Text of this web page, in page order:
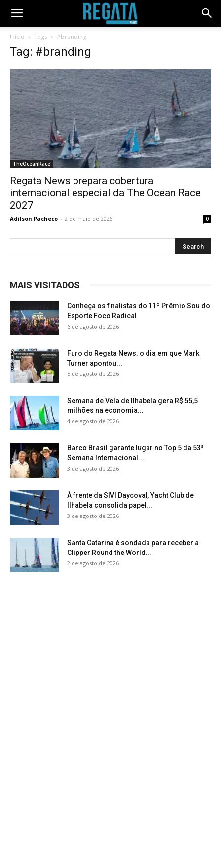
Início Tags #branding
Tag: #branding
TheOceanRace
Regata News prepara cobertura
internacional especial da The Ocean Race
2027
Adilson Pacheco - 2 de maio de 2026 0
MAIS VISITADOS
Conheça os finalistas do 11º Prêmio Sou do
Esporte Foco Radical
6 de agosto de 2026
Furo do Regata News: o dia em que Mark
Turner apontou...
5 de agosto de 2026
Semana de Vela de Ilhabela gera R$ 55,5
milhões na economia...
4 de agosto de 2026
Barco Brasil garante lugar no Top 5 da 53ª
Semana Internacional...
3 de agosto de 2026
À frente da SIVI Daycoval, Yacht Club de
Ilhabela consolida papel...
3 de agosto de 2026
Santa Catarina é sondada para receber a
Clipper Round the World...
2 de agosto de 2026